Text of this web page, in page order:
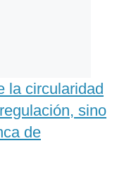
la circularidad
sino
de